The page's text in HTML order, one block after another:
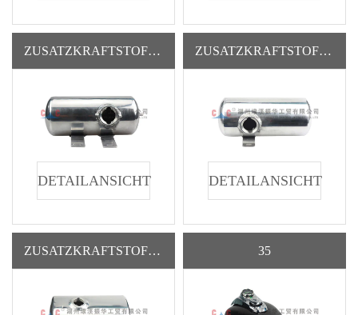
ZUSATZKRAFTSTOFFTANK AUS LEGIERUNG 'ZHX851' (ZH-SR)
DETAILANSICHT
ZUSATZKRAFTSTOFFTANK AUS LEGIERUNG 'ZHX153' (ZH-SR)
DETAILANSICHT
ZUSATZKRAFTSTOFFTANK AUS LEGIERUNG 'ZHX141' (ZH-SR) 35